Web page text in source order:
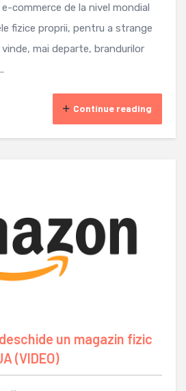
commerce de la nivel mondial
fizice proprii, pentru a strange
mai departe, brandurilor
Continue reading
un magazin fizic
(VIDEO)